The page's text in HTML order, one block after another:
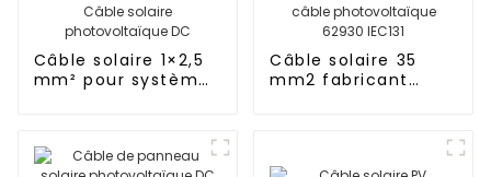
Câble solaire 1×2,5
mm² pour systèmes
Câble solaire 35
mm2 fabricant